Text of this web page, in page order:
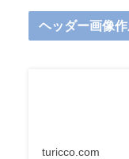
ヘッダー画像
turicco.com